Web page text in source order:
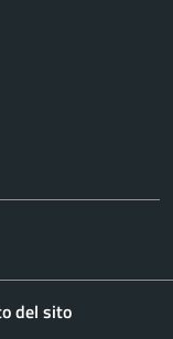
del sito